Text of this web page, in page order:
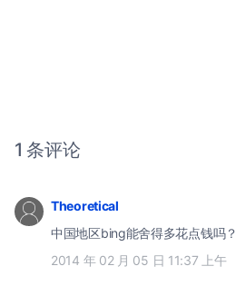
1 条评论
Theoretical
中国地区bing能舍得多花点钱吗？
2014 年 02 月 05 日 11:37 上午